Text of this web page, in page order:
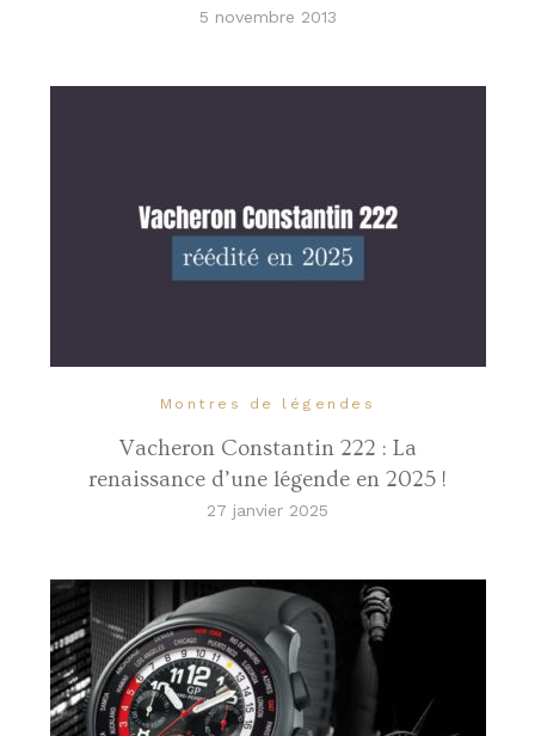
5 novembre 2013
Montres de légendes
Vacheron Constantin 222 : La
renaissance d’une légende en 2025 !
27 janvier 2025